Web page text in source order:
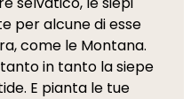
per alcune di esse
come le Montana.
in tanto la siepe
E pianta le tue